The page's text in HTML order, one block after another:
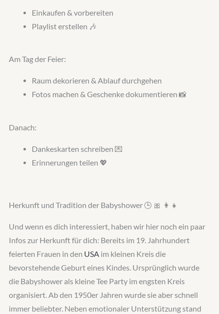
Einkaufen & vorbereiten
Playlist erstellen 🎶
Am Tag der Feier:
Raum dekorieren & Ablauf durchgehen
Fotos machen & Geschenke dokumentieren 📸
Danach:
Dankeskarten schreiben 💌
Erinnerungen teilen 💖
Herkunft und Tradition der Babyshower 🕒️ 🎀 👩‍👧
Und wenn es dich interessiert, haben wir hier noch ein paar
Infos zur Herkunft für dich: Bereits im 19. Jahrhundert
feierten Frauen in den USA im kleinen Kreis die
bevorstehende Geburt eines Kindes. Ursprünglich wurde
die Babyshower als kleine Tee Party im engsten Kreis
organisiert. Ab den 1950er Jahren wurde sie aber schnell
immer beliebter. Neben emotionaler Unterstützung stand